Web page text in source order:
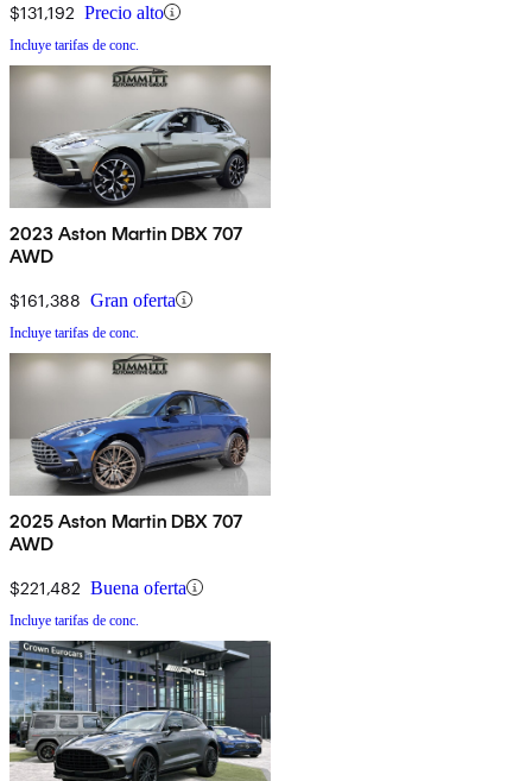
$131,192 Precio alto
Incluye tarifas de conc.
2023 Aston Martin DBX 707
AWD
$161,388 Gran oferta
Incluye tarifas de conc.
2025 Aston Martin DBX 707
AWD
$221,482 Buena oferta
Incluye tarifas de conc.